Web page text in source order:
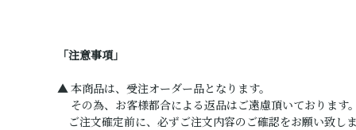
「注意事項」
▲ 本商品は、受注オーダー品となります。
その為、お客様都合による返品はご遠慮頂いております。
ご注文確定前に、必ずご注文内容のご確認をお願い致しま